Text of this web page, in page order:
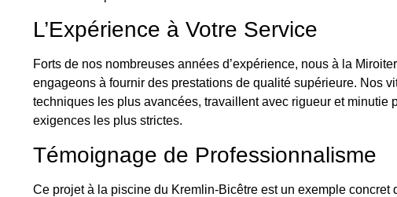
L’Expérience à Votre Service
Forts de nos nombreuses années d’expérience, nous à la
engageons à fournir des prestations de qualité supérieure. Nos
techniques les plus avancées, travaillent avec rigueur et minutie
exigences les plus strictes.
Témoignage de Professionnalisme
Ce projet à la piscine du Kremlin-Bicêtre est un exemple concret